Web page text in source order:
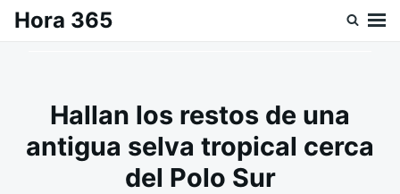
SaltarBuscar:
Hora 365
Hallan los restos de una
antigua selva tropical cerca
del Polo Sur